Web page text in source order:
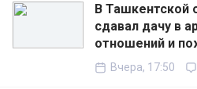
В Ташкентской
сдавал дачу в
отношений и
Вчера, 17:50